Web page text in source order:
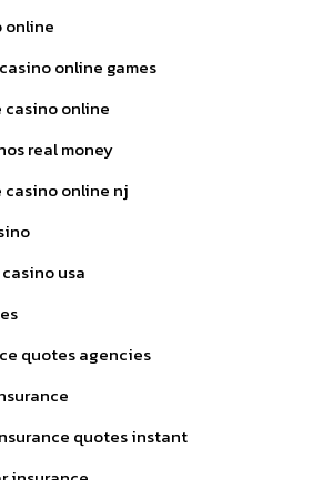
online
online games
casino online
real money
casino online nj
usa
quotes agencies
quotes instant